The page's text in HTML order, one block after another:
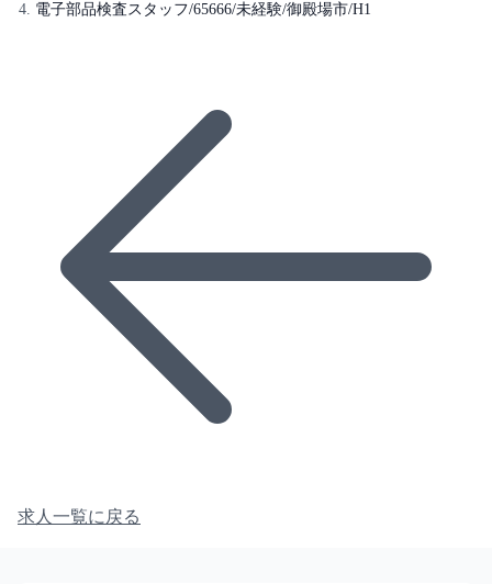
電子部品検査スタッフ/65666/未経験/御殿場市/H1
求人一覧に戻る